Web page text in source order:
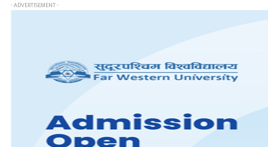
- ADVERTISEMENT -